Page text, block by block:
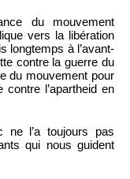
du mouvement
vers la libération
longtemps à l’avant-
contre la guerre du
du mouvement pour
l’apartheid en
ne l’a toujours pas
qui nous guident